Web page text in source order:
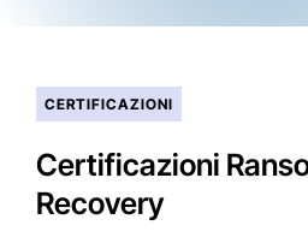
CERTIFICAZIONI
Certificazioni
Recovery